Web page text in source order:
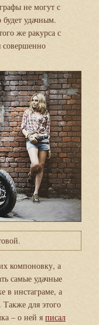
не могут с
будет удачным.
же ракурса с
совершенно
компоновку, а
самые удачные
в инстаграме, а
для этого
– о ней я писал